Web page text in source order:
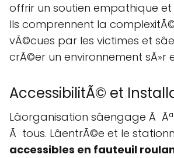
offrir un soutien empathique et
Ils comprennent la
vÃ©cues par les victimes et
crÃ©er un environnement sÃ»r
AccessibilitÃ© et
Lâorganisation sâengage Ã
Ã tous. LâentrÃ©e et le
accessibles en fauteuil